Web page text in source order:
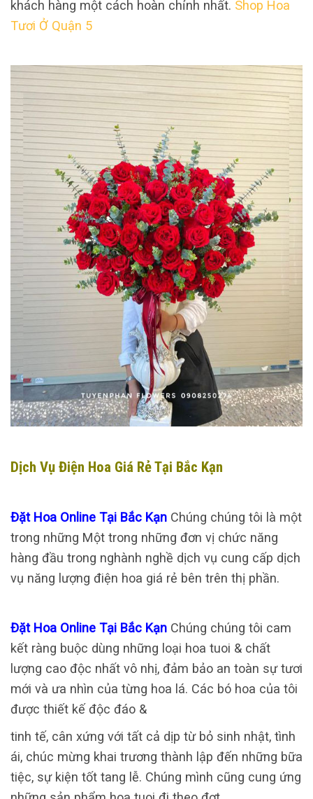
khách hàng một cách hoàn chỉnh nhất. Shop Hoa
Tươi Ở Quận 5
Dịch Vụ Điện Hoa Giá Rẻ Tại Bắc Kạn
Đặt Hoa Online Tại Bắc Kạn Chúng chúng tôi là một
trong những Một trong những đơn vị chức năng
hàng đầu trong nghành nghề dịch vụ cung cấp dịch
vụ năng lượng điện hoa giá rẻ bên trên thị phần.
Đặt Hoa Online Tại Bắc Kạn Chúng chúng tôi cam
kết ràng buộc dùng những loại hoa tuoi & chất
lượng cao độc nhất vô nhị, đảm bảo an toàn sự tươi
mới và ưa nhìn của từng hoa lá. Các bó hoa của tôi
được thiết kế độc đáo &
tinh tế, cân xứng với tất cả dịp từ bỏ sinh nhật, tình
ái, chúc mừng khai trương thành lập đến những bữa
tiệc, sự kiện tốt tang lễ. Chúng mình cũng cung ứng